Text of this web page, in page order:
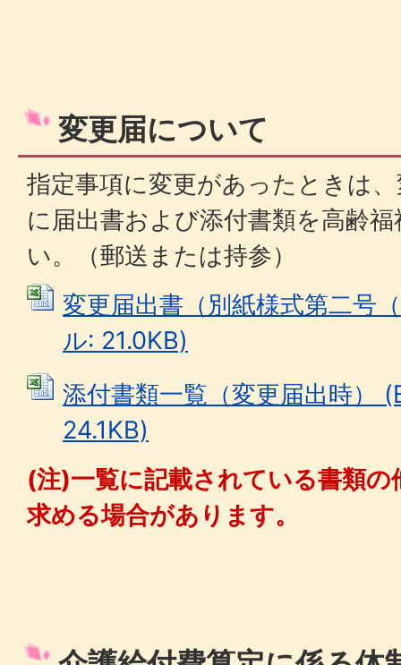
変更届について
指定事項に変更があったときは
に届出書および添付書類を高齢
い。（郵送または持参）
変更届出書（別紙様式第二号
ル: 21.0KB)
添付書類一覧（変更届出時）
24.1KB)
(注)一覧に記載されている書類の
求める場合があります。